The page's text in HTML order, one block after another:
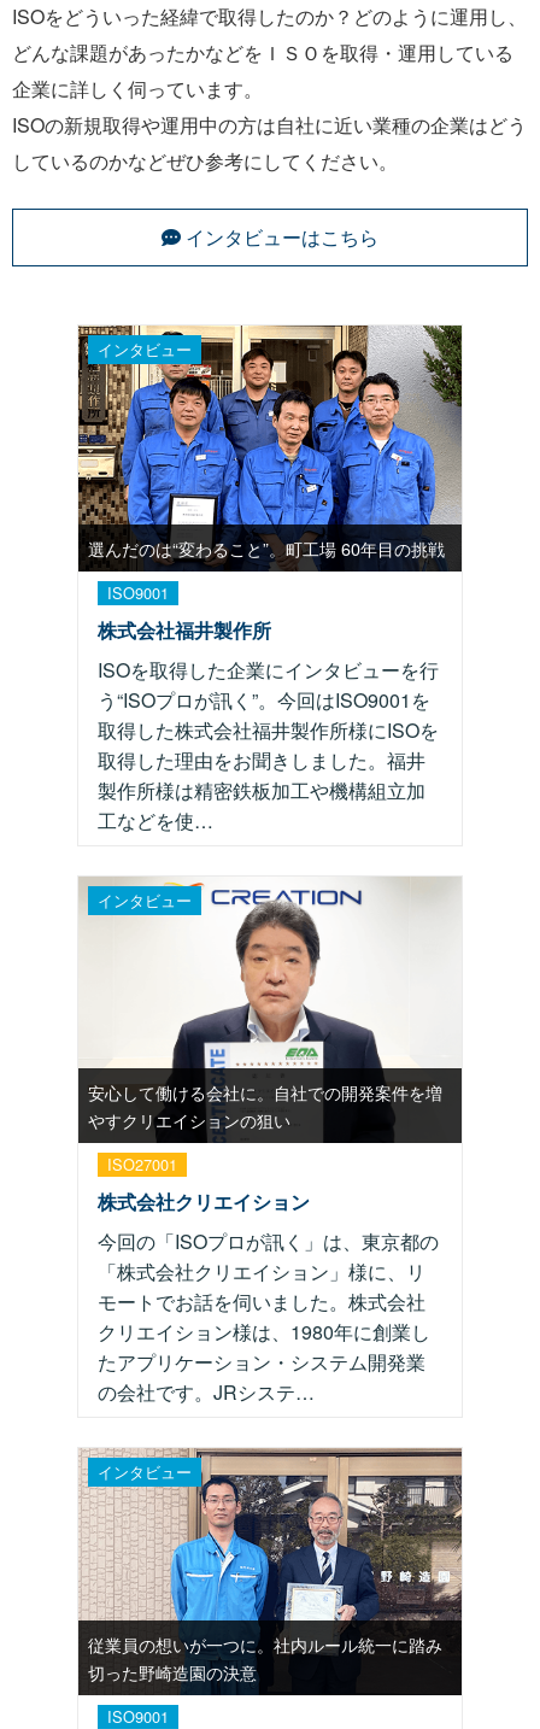
ISOをどういった経緯で取得したのか？どのように運用し、
どんな課題があったかなどをＩＳＯを取得・運用している
企業に詳しく伺っています。
ISOの新規取得や運用中の方は自社に近い業種の企業はどう
しているのかなどぜひ参考にしてください。
インタビューはこちら
インタビュー
選んだのは“変わること”。町工場 60年目の挑戦
ISO9001
株式会社福井製作所
ISOを取得した企業にインタビューを行
う“ISOプロが訊く”。今回はISO9001を
取得した株式会社福井製作所様にISOを
取得した理由をお聞きしました。福井
製作所様は精密鉄板加工や機構組立加
工などを使…
インタビュー
安心して働ける会社に。自社での開発案件を増
やすクリエイションの狙い
ISO27001
株式会社クリエイション
今回の「ISOプロが訊く」は、東京都の
「株式会社クリエイション」様に、リ
モートでお話を伺いました。株式会社
クリエイション様は、1980年に創業し
たアプリケーション・システム開発業
の会社です。JRシステ…
インタビュー
従業員の想いが一つに。社内ルール統一に踏み
切った野崎造園の決意
ISO9001